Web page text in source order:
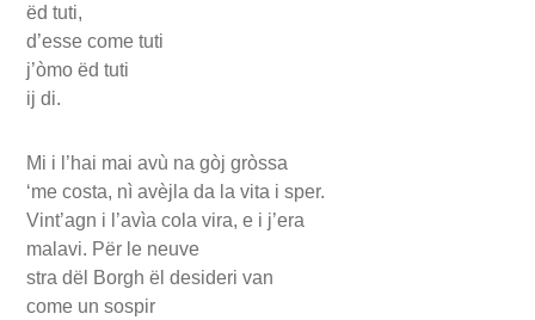
ëd tuti,
d’esse come tuti
j’òmo ëd tuti
ij di.
Mi i l’hai mai avù na gòj gròssa
‘me costa, nì avèjla da la vita i sper.
Vint’agn i l’avìa cola vira, e i j’era
malavi. Për le neuve
stra dël Borgh ël desideri van
come un sospir